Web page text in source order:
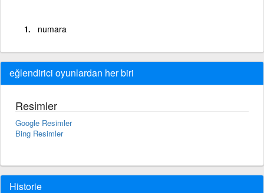
numara
eğlendirici oyunlardan her biri
Resimler
Google Resimler
Bing Resimler
Historie